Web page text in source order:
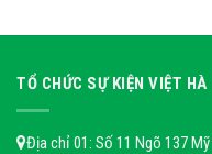
TỔ CHỨC SỰ KIỆN VIỆT HÀ
Địa chỉ 01: Số 11 Ngõ 137